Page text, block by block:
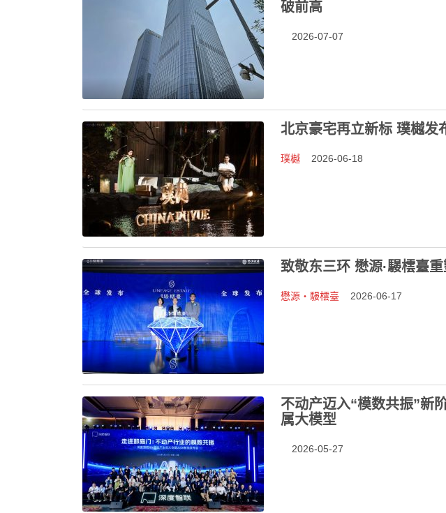
破前高
2026-07-07
北京豪宅再立新标 璞樾发
璞樾 2026-06-18
致敬东三环 懋源·騴橒臺
懋源・騴橒臺 2026-06-17
不动产迈入“模数共振”新
属大模型
2026-05-27